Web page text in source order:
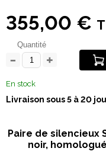
355,00 €
Quantité
En stock
Livraison sous 5 à 20
Paire de silencieux
noir,